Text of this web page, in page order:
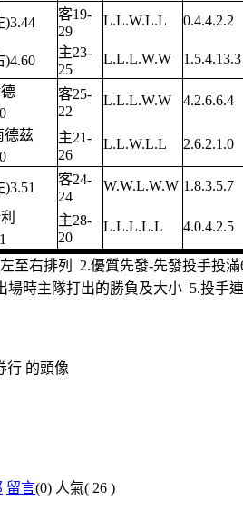
)3.44
客19-
29
L.L.W.L.L 0.4.4.2.2
)4.60
主23-
25
L.L.L.W.W 1.5.4.13.3
客25-
22
L.L.L.W.W 4.2.6.6.4
德茲
主21-
26
L.L.W.L.L 2.6.2.1.0
客24-
24
W.W.L.W.W 1.8.3.5.7
主28-
20
L.L.L.L.L 4.0.4.2.5
至右排列 2.優質先發-先發投手投
場時主隊打出的勝負及大小 5.投
留言(0) 人氣( 26 )